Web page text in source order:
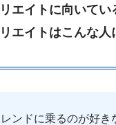
エイトに向いてい
エイトはこんな人
ンドに乗るのが好き